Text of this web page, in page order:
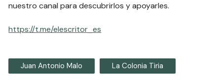
nuestro canal para descubrirlos y apoyarles.
https://t.me/elescritor_es
Juan Antonio Malo La Colonia Tiria